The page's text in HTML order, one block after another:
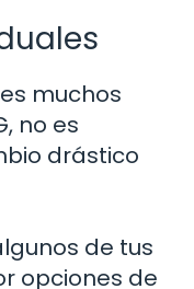
muchos
no es
drástico
de tus
opciones de